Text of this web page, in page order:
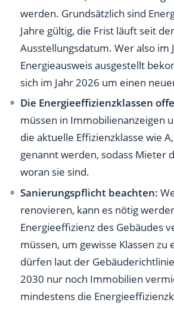
werden. Grundsätzlich sind
Jahre gültig, die Frist läuft seit
Ausstellungsdatum. Wer also im
Energieausweis ausgestellt
sich im Jahr 2026 um einen
Die Energieeffizienzklassen
müssen in Immobilienanzeigen
die aktuelle Effizienzklasse wie
genannt werden, sodass Mieter
woran sie sind.
Sanierungspflicht beachten:
renovieren, kann es nötig
Energieeffizienz des Gebäudes
müssen, um gewisse Klassen zu
dürfen laut der
2030 nur noch Immobilien
mindestens die